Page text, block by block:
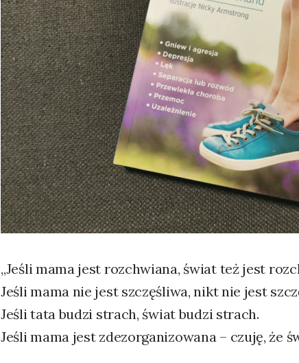
„Jeśli mama jest rozchwiana, świat też jest
Jeśli mama nie jest szczęśliwa, nikt nie jest
Jeśli tata budzi strach, świat budzi strach.
Jeśli mama jest zdezorganizowana – czuję, że